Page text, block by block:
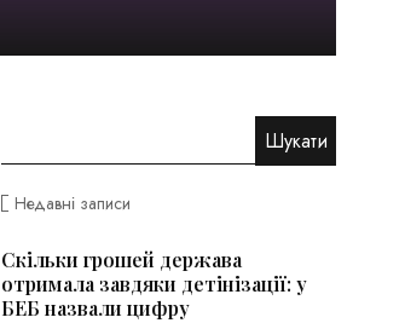
Недавні записи
Скільки грошей держава
отримала завдяки детінізації: у
БЕБ назвали цифру